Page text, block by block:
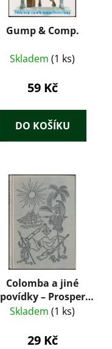
Gump & Comp.
Skladem (1 ks)
59 Kč
DO KOŠÍKU
Colomba a jiné
povídky – Prosper
Mérimée (1959)
Skladem (1 ks)
29 Kč